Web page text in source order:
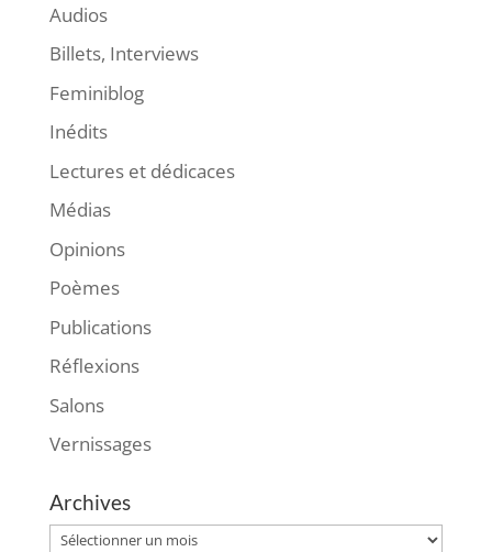
Audios
Billets, Interviews
Feminiblog
Inédits
Lectures et dédicaces
Médias
Opinions
Poèmes
Publications
Réflexions
Salons
Vernissages
Archives
Archives